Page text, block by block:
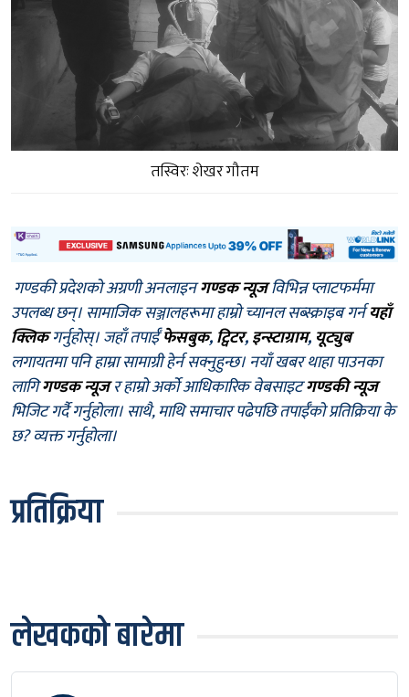
तस्विरः शेखर गौतम
गण्डकी प्रदेशको अग्रणी अनलाइनगण्डक न्यूजविभिन्न प्लाटफर्ममा
उपलब्ध छन्। सामाजिक सञ्जालहरूमा हाम्रो च्यानल सब्स्क्राइब गर्नयहाँ
क्लिकगर्नुहोस्। जहाँ तपाईँफेसबुक,ट्विटर,इन्स्टाग्राम, यूट्युब
लगायतमा पनि हाम्रा सामाग्री हेर्न सक्नुहुन्छ। नयाँ खबर थाहा पाउनका
लागिगण्डक न्यूजर हाम्रो अर्को आधिकारिक वेबसाइटगण्डकी न्यूज
भिजिट गर्दै गर्नुहोला। साथै, माथि समाचार पढेपछि तपाईँको प्रतिक्रिया के
छ? व्यक्त गर्नुहोला।
प्रतिक्रिया
लेखकको बारेमा